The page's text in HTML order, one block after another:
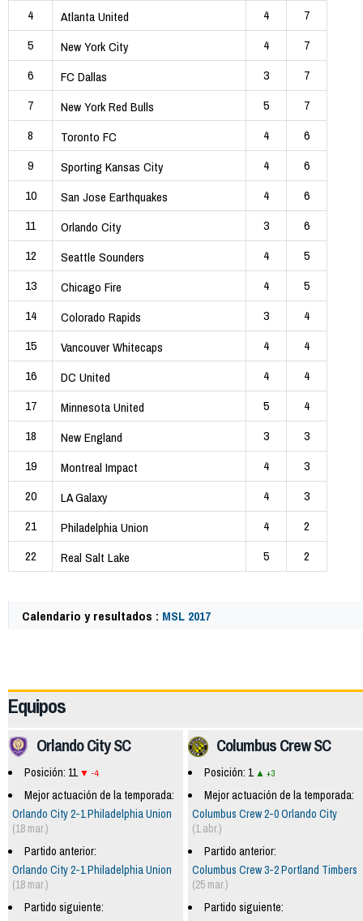
4
Atlanta United 4
7
5
New York City 4
7
6
FC Dallas 3
7
7
New York Red Bulls 5
7
8
Toronto FC 4
6
9
Sporting Kansas City 4
6
10
San Jose Earthquakes 4
6
11
Orlando City 3
6
12
Seattle Sounders 4
5
13
Chicago Fire 4
5
14
Colorado Rapids 3
4
15
Vancouver Whitecaps 4
4
16
DC United 4
4
17
Minnesota United 5
4
18
New England 3
3
19
Montreal Impact 4
3
20
LA Galaxy 4
3
21
Philadelphia Union 4
2
22
Real Salt Lake 5 2
Calendario y resultados : MSL 2017
Equipos
Columbus Crew SC
Posición: 1 +3
Mejor actuación de la temporada:
Columbus Crew 2-0 Orlando City
(1 abr.)
Partido anterior:
Columbus Crew 3-2 Portland Timbers
(25 mar.)
Partido siguiente:
Orlando City SC
Posición: 11 -4
Mejor actuación de la temporada:
Orlando City 2-1 Philadelphia Union
(18 mar.)
Partido anterior:
Orlando City 2-1 Philadelphia Union
(18 mar.)
Partido siguiente: